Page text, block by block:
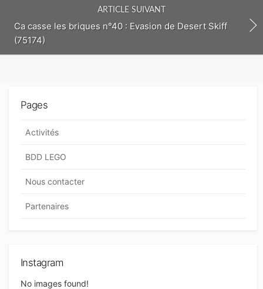
n
ARTICLE SUIVANT
Ca casse les briques n°40 : Evasion de Desert Skiff
(75174)
Pages
Activités
BDD LEGO
Nous contacter
Partenaires
Instagram
No images found!